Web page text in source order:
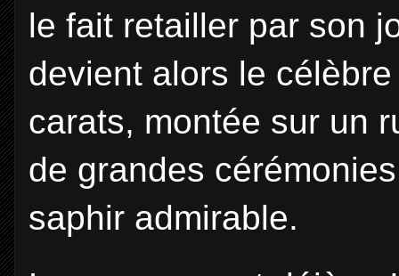
le fait retailler par son
devient alors le
carats, montée sur un
de grandes
saphir admirable.